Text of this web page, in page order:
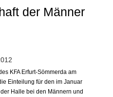
der Männer
KFA Erfurt-Sömmerda am
Einteilung für den im Januar
Halle bei den Männern und